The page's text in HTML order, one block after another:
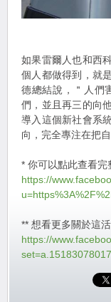
如果雷爾人也和西
個人都做得到，就
德總結說，＂人們
們，並且再三的向
導入這個新社會系
向，完全專注在把
* 你可以點此查看完
https://
** 想看更多關於這
https://